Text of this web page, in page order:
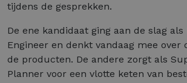
tijdens de gesprekken.
De ene kandidaat ging aan de slag
Engineer en denkt vandaag mee over
de producten. De andere zorgt als
Planner voor een vlotte keten van